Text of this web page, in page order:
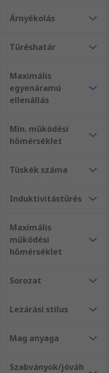
Árnyékolás
Tűréshatár
Maximális
egyenáramú
ellenállás
Min. működési
hőmérséklet
Tüskék száma
Induktivitástűrés
Maximális
működési
hőmérséklet
Sorozat
Lezárási stílus
Mag anyaga
Szabványok/jóváh